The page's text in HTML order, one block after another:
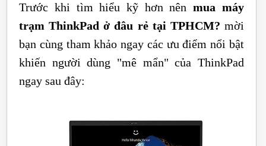
Trước khi tìm hiểu kỹ hơn nênmua máy
trạm ThinkPad ở đâu rẻ tại TPHCM? mời
bạn cùng tham khảo ngay các ưu điểm nổi bật
khiến người dùng "mê mẩn" của ThinkPad
ngay sau đây: